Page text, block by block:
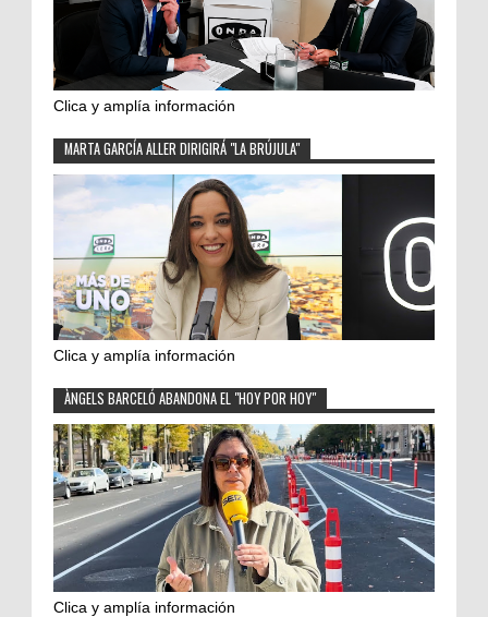
Clica y amplía información
MARTA GARCÍA ALLER DIRIGIRÁ "LA BRÚJULA"
Clica y amplía información
ÀNGELS BARCELÓ ABANDONA EL "HOY POR HOY"
Clica y amplía información